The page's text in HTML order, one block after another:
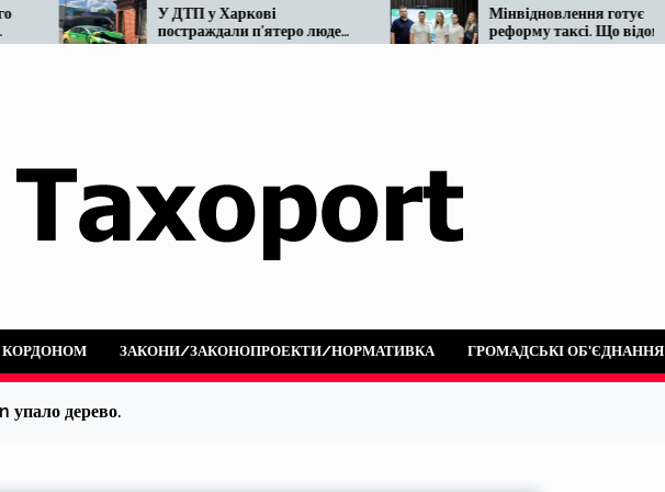
У ДТП у Харкові
постраждали п’ятеро людей:
не розминулися OnTaxi та
Мінвідновлення готує
реформу таксі. Що відомо
наразі…
КОРДОНОМ ЗАКОНИ/ЗАКОНОПРОЕКТИ/НОРМАТИВКА ГРОМАДСЬКІ ОБ’ЄДНАННЯ
упало дерево.